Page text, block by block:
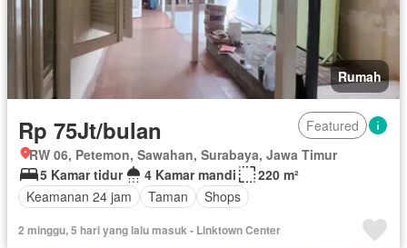
Rumah
Rp 75Jt/bulan
Featured
RW 06, Petemon, Sawahan, Surabaya, Jawa Timur
5 Kamar tidur
4 Kamar mandi
220 m²
Keamanan 24 jam
Taman Shops
2 minggu, 5 hari yang lalu masuk - Linktown Center